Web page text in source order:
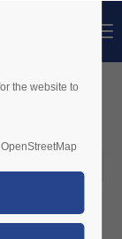
the website to